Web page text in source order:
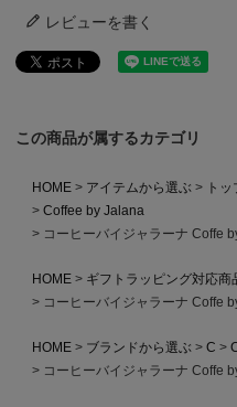
レビューを書く
この商品が属するカテゴリ
HOME アイテムから選ぶ トッ
Coffee by Jalana
コーヒーバイジャラーナ Coffe
HOME
ギフトラッピング対応商
コーヒーバイジャラーナ Coffe
HOME ブランドから選ぶ C
コーヒーバイジャラーナ Coffe